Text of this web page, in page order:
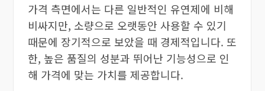
가격 측면에서는 다른 일반적인 유연제에 비해
비싸지만, 소량으로 오랫동안 사용할 수 있기
때문에 장기적으로 보았을 때 경제적입니다. 또
한, 높은 품질의 성분과 뛰어난 기능성으로 인
해 가격에 맞는 가치를 제공합니다.